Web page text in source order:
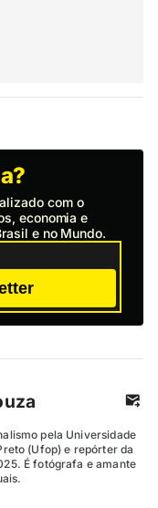
com o
economia e
e no Mundo.
pela Universidade
(Ufop) e repórter da
É fotógrafa e amante